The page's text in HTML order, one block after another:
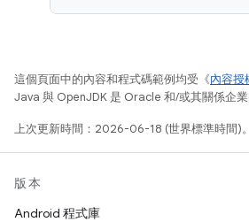
這個頁面中的內容和程式碼範例均受《內容授
Java 與 OpenJDK 是 Oracle 和/或其關係企業
上次更新時間：2026-06-18 (世界標準時間)。
版本
Android 程式庫